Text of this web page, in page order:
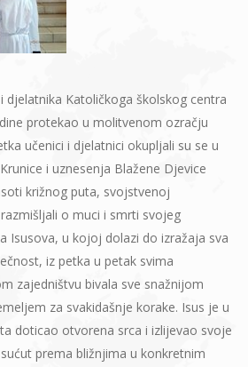
djelatnika Katoličkoga školskog centra
protekao u molitvenom ozračju
učenici i djelatnici okupljali su se u
i uznesenja Blažene Djevice
križnog puta, svojstvenoj
o muci i smrti svojeg
Isusova, u kojoj dolazi do izražaja sva
iz petka u petak svima
zajedništvu bivala sve snažnijom
za svakidašnje korake. Isus je u
doticao otvorena srca i izlijevao svoje
prema bližnjima u konkretnim